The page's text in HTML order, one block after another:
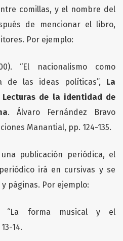
comillas, y el nombre del
de mencionar el libro,
Por ejemplo:
“El nacionalismo como
de las ideas políticas”, La
de la identidad de
. Álvaro Fernández Bravo
Manantial, pp. 124-135.
publicación periódica, el
irá en cursivas y se
páginas. Por ejemplo:
“La forma musical y el
14.